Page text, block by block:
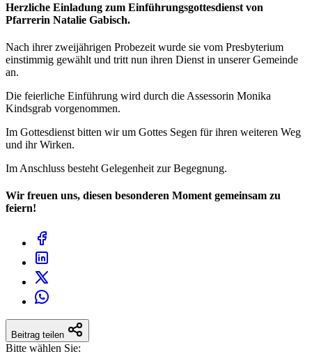
Herzliche Einladung zum Einführungsgottesdienst von
Pfarrerin Natalie Gabisch.
Nach ihrer zweijährigen Probezeit wurde sie vom Presbyterium
einstimmig gewählt und tritt nun ihren Dienst in unserer Gemeinde
an.
Die feierliche Einführung wird durch die Assessorin Monika
Kindsgrab vorgenommen.
Im Gottesdienst bitten wir um Gottes Segen für ihren weiteren Weg
und ihr Wirken.
Im Anschluss besteht Gelegenheit zur Begegnung.
Wir freuen uns, diesen besonderen Moment gemeinsam zu
feiern!
Beitrag teilen
Bitte wählen Sie: